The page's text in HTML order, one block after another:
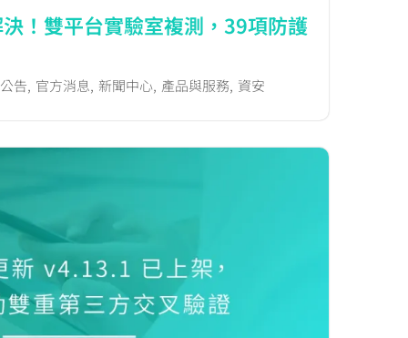
！雙平台實驗室複測，39項防護
告, 官方消息, 新聞中心, 產品與服務, 資安